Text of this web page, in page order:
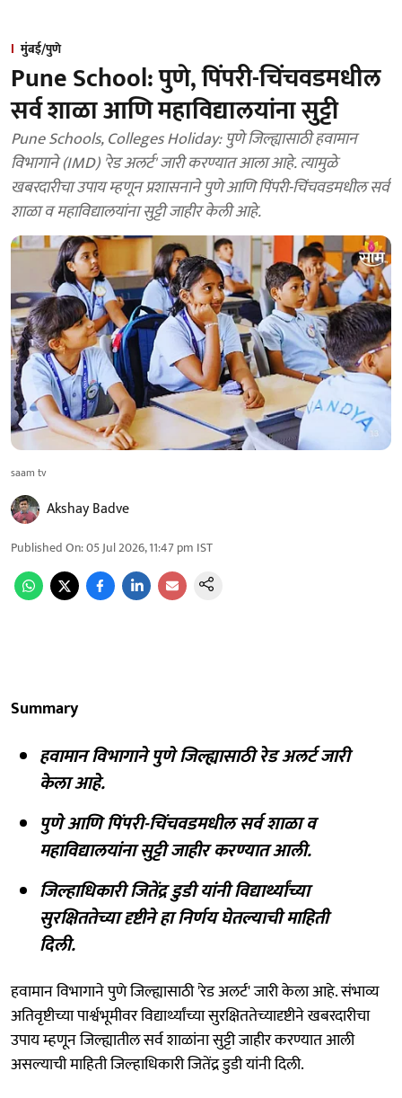
मुंबई/पुणे
Pune School: पुणे, पिंपरी-चिंचवडमधील
सर्व शाळा आणि महाविद्यालयांना सुट्टी
Pune Schools, Colleges Holiday: पुणे जिल्ह्यासाठी हवामान
विभागाने (IMD) 'रेड अलर्ट' जारी करण्यात आला आहे. त्यामुळे
खबरदारीचा उपाय म्हणून प्रशासनाने पुणे आणि पिंपरी-चिंचवडमधील सर्व
शाळा व महाविद्यालयांना सुट्टी जाहीर केली आहे.
saam tv
Akshay Badve
Published On:05 Jul 2026, 11:47 pm IST
Summary
हवामान विभागाने पुणे जिल्ह्यासाठी रेड अलर्ट जारी
केला आहे.
पुणे आणि पिंपरी-चिंचवडमधील सर्व शाळा व
महाविद्यालयांना सुट्टी जाहीर करण्यात आली.
जिल्हाधिकारी जितेंद्र डुडी यांनी विद्यार्थ्यांच्या
सुरक्षिततेच्या दृष्टीने हा निर्णय घेतल्याची माहिती
दिली.
हवामान विभागाने पुणे जिल्ह्यासाठी 'रेड अलर्ट' जारी केला आहे. संभाव्य
अतिवृष्टीच्या पार्श्वभूमीवर विद्यार्थ्यांच्या सुरक्षिततेच्यादृष्टीने खबरदारीचा
उपाय म्हणून जिल्ह्यातील सर्व शाळांना सुट्टी जाहीर करण्यात आली
असल्याची माहिती जिल्हाधिकारी जितेंद्र डुडी यांनी दिली.